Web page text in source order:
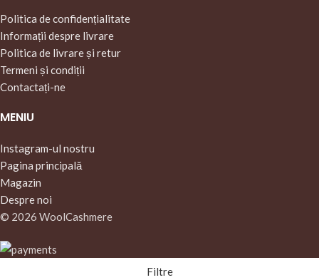
Politica de confidențialitate
Informații despre livrare
Politica de livrare și retur
Termeni și condiții
Contactați-ne
MENIU
Instagram-ul nostru
Pagina principală
Magazin
Despre noi
© 2026 WoolCashmere
Filtre